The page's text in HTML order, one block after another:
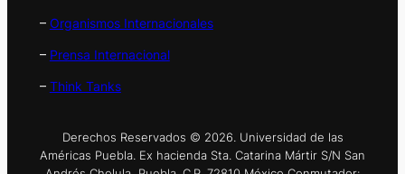
– Organismos Internacionales
– Prensa Internacional
– Think Tanks
Derechos Reservados © 2026. Universidad de las
Américas Puebla. Ex hacienda Sta. Catarina Mártir S/N San